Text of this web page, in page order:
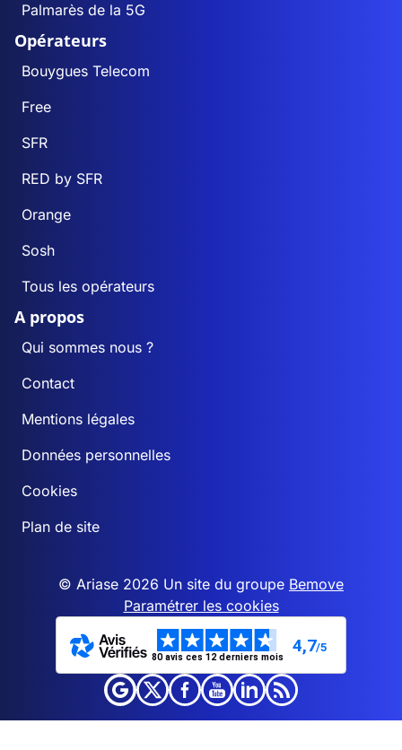
Palmarès de la 5G
Opérateurs
Bouygues Telecom
Free
SFR
RED by SFR
Orange
Sosh
Tous les opérateurs
A propos
Qui sommes nous ?
Contact
Mentions légales
Données personnelles
Cookies
Plan de site
© Ariase 2026 Un site du groupe Bemove
Paramétrer les cookies
80 avis ces 12 derniers mois
4,7/5